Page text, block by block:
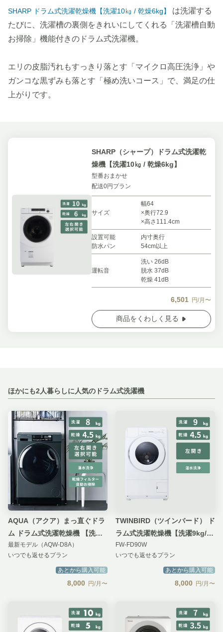
SHARP ドラム式洗濯乾燥機【洗濯10㎏ / 乾燥6kg】
は洗濯する
たびに、洗濯槽の裏側をきれいにしてくれる「洗濯槽自動
お掃除」機能付きのドラム式洗濯機。
エリの皮脂汚れもすっきり落とす「マイクロ高圧洗浄」や
ガンコな黒ずみも落とす「極め洗いコース」で、満足の仕
上がりです。
SHARP（シャープ）ドラム式洗濯乾
燥機【洗濯10㎏ / 乾燥6kg】
型番おまかせ
配送0円プラン
サイズ
幅64
×奥行72.9
×高さ111.4cm
設置可能
防水パン
内寸奥行
54cm以上
運転音
洗い 26dB
脱水 37dB
乾燥 41dB
6,501 円/月〜
商品をくわしく見る
ほかにも2人暮らしに人気のドラム式洗濯機
AQUA（アクア）まっ直ぐドラ
ム ドラム式洗濯乾燥機 【洗濯
8kg/乾燥4.5kg】ヒーター乾燥
タイプ
最新モデル（AQW-D8A）
いつでも返せるプラン
あとから購入可能
8,000 円/月〜
TWINBIRD（ツインバード） ド
ラム式洗濯乾燥機【洗濯9kg/乾
燥4.5kg】
FW-FD90W
いつでも返せるプラン
あとから購入可能
8,000 円/月〜